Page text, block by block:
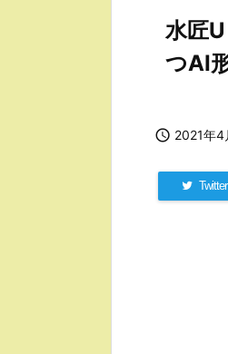
水匠
つAI
 2021年4
Twitter